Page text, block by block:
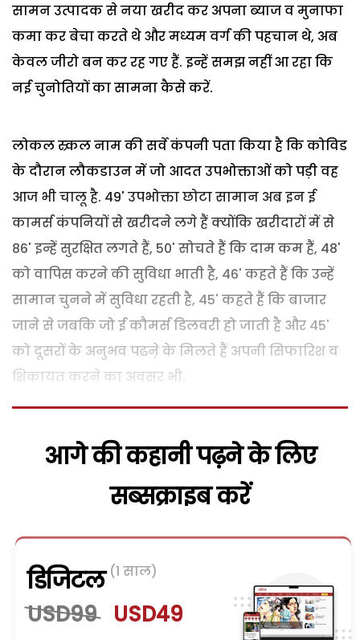
सामन उत्पादक से नया खरीद कर अपना ब्याज व मुनाफा
कमा कर बेचा करते थे और मध्यम वर्ग की पहचान थे, अब
केवल जीरो बन कर रह गए हैं. इन्हें समझ नहीं आ रहा कि
नई चुनोतियों का सामना कैसे करें.
लोकल स्र्कल नाम की सर्वे कंपनी पता किया है कि कोविड
के दौरान लौकडाउन में जो आदत उपभोक्ताओं को पड़ी वह
आज भी चालू है. 49' उपभोक्ता छोटा सामान अब इन ई
कामर्स कंपनियों से खरीदने लगे हैं क्योंकि खरीदारों में से
86' इन्हें सुरक्षित लगते हैं, 50' सोचते हैं कि दाम कम हैं, 48'
को वापिस करने की सुविधा भाती है, 46' कहते हैं कि उन्हें
सामान चुनने में सुविधा रहती है, 45' कहते हैं कि बाजार
जाने से जबकि जो ई कौमर्स डिलवरी हो जाती है और 45'
को दूसरों के अनुभव पढऩे के मिलते हैं अपनी सिफारिश व
शिकायत करने का अवसर भी.
आगे की कहानी पढ़ने के लिए
सब्सक्राइब करें
डिजिटल (1 साल)
USD99 USD49